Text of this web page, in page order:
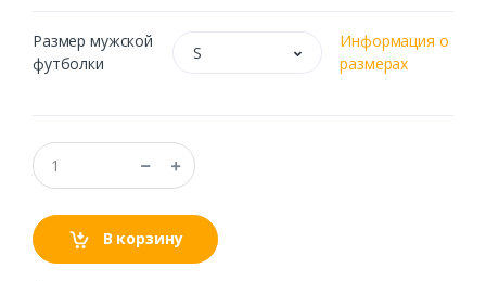
Размер мужской
футболки
S
Информация о
размерах
В корзину